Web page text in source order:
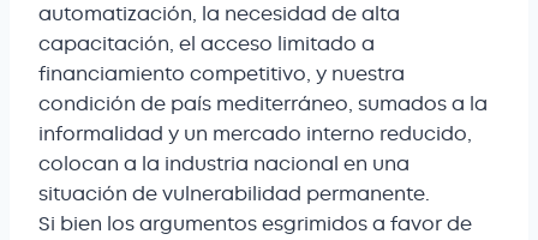
automatización, la necesidad de alta
capacitación, el acceso limitado a
financiamiento competitivo, y nuestra
condición de país mediterráneo, sumados a la
informalidad y un mercado interno reducido,
colocan a la industria nacional en una
situación de vulnerabilidad permanente.
Si bien los argumentos esgrimidos a favor de